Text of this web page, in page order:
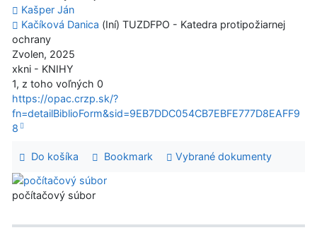
Kašper Ján
Kačíková Danica (Iní) TUZDFPO - Katedra protipožiarnej
ochrany
Zvolen, 2025
xkni - KNIHY
1, z toho voľných 0
https://opac.crzp.sk/?
fn=detailBiblioForm&sid=9EB7DDC054CB7EBFE777D8EAFF9
8
Do košíka Bookmark Vybrané dokumenty
počítačový súbor